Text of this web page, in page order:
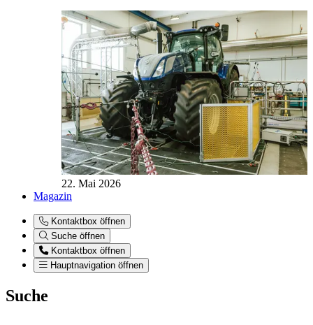
22. Mai 2026
Magazin
Kontaktbox öffnen
Suche öffnen
Kontaktbox öffnen
Hauptnavigation öffnen
Suche